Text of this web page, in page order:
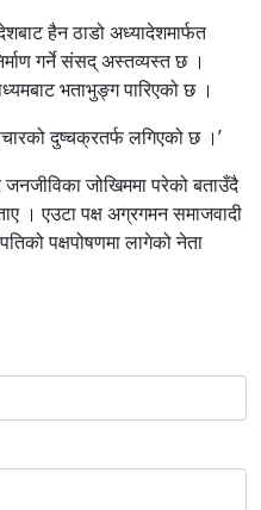
हैन ठाडो अध्यादेशमार्फत
गर्ने संसद् अस्तव्यस्त छ ।
भताभुङ्ग पारिएको छ ।
दुष्चक्रतर्फ लगिएको छ ।’
जोखिममा परेको बताउँदै
। एउटा पक्ष अग्रगमन समाजवादी
पक्षपोषणमा लागेको नेता